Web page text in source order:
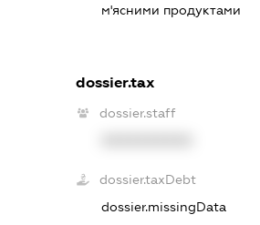
м'ясними продуктами
dossier.tax
dossier.staff
dossier.taxDebt
dossier.missingData